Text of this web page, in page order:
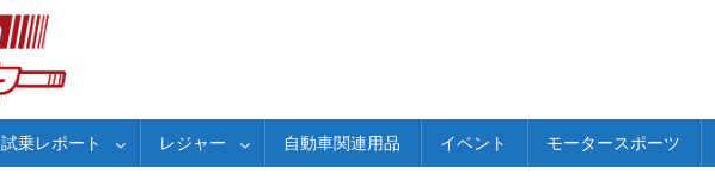
試乗レポート レジャー 自動車関連用品 イベント モータースポーツ